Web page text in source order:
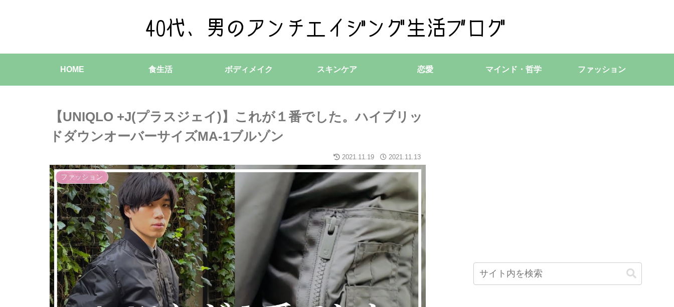
HOME 食生活 ボディメイク スキンケア 恋愛 マインド・哲学 ファッション
【UNIQLO +J(プラスジェイ)】これが１番でした。ハイブリッ
ドダウンオーバーサイズMA-1ブルゾン
2021.11.19 2021.11.13
ファッション